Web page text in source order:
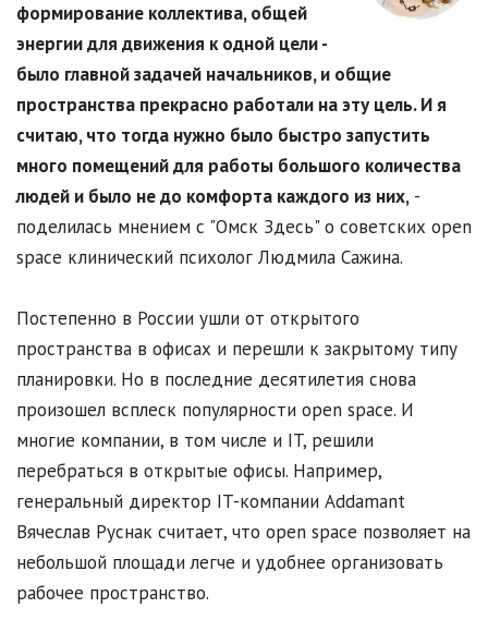
формирование коллектива, общей
энергии для движения к одной цели -
было главной задачей начальников, и общие
пространства прекрасно работали на эту цель. И я
считаю, что тогда нужно было быстро запустить
много помещений для работы большого количества
людей и было не до комфорта каждого из них, -
поделилась мнением с "Омск Здесь" о советских open
space клинический психолог Людмила Сажина.
Постепенно в России ушли от открытого
пространства в офисах и перешли к закрытому типу
планировки. Но в последние десятилетия снова
произошел всплеск популярности open space. И
многие компании, в том числе и IT, решили
перебраться в открытые офисы. Например,
генеральный директор IT-компании Addamant
Вячеслав Руснак считает, что open space позволяет на
небольшой площади легче и удобнее организовать
рабочее пространство.